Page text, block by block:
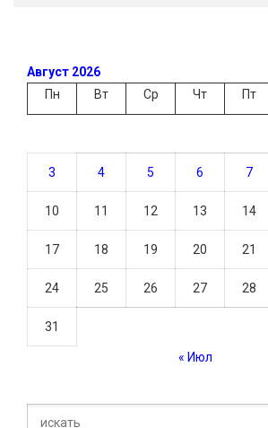
Август 2026
Пн
Вт Ср Чт Пт
3 4 5 6 7
10 11 12 13 14
17 18 19 20 21
24 25 26 27 28
31
« Июл